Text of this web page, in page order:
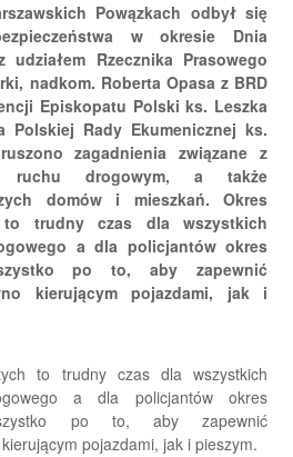
Powązkach odbył się
w okresie Dnia
Rzecznika Prasowego
nadkom. Roberta Opasa z BRD
Episkopatu Polski ks. Leszka
Polskiej Rady Ekumenicznej ks.
zagadnienia związane z
ruchu drogowym, a także
domów i mieszkań. Okres
to trudny czas dla wszystkich
a dla policjantów okres
po to, aby zapewnić
kierującym pojazdami, jak i
to trudny czas dla wszystkich
a dla policjantów okres
po to, aby zapewnić
pojazdami, jak i pieszym.